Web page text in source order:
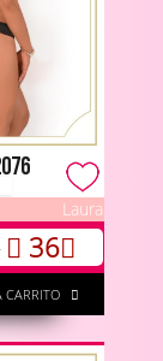
Laura
36
CARRITO